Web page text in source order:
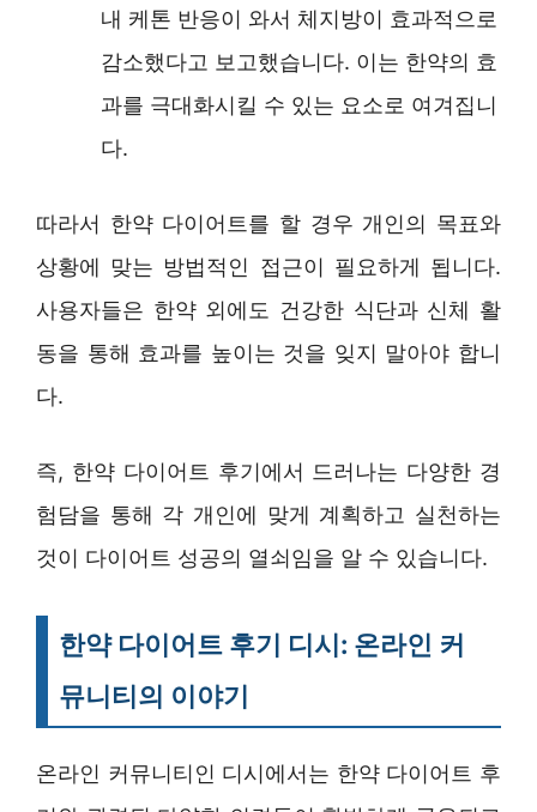
내 케톤 반응이 와서 체지방이 효과적으로
감소했다고 보고했습니다. 이는 한약의 효
과를 극대화시킬 수 있는 요소로 여겨집니
다.
따라서 한약 다이어트를 할 경우 개인의 목표와
상황에 맞는 방법적인 접근이 필요하게 됩니다.
사용자들은 한약 외에도 건강한 식단과 신체 활
동을 통해 효과를 높이는 것을 잊지 말아야 합니
다.
즉, 한약 다이어트 후기에서 드러나는 다양한 경
험담을 통해 각 개인에 맞게 계획하고 실천하는
것이 다이어트 성공의 열쇠임을 알 수 있습니다.
한약 다이어트 후기 디시: 온라인 커
뮤니티의 이야기
온라인 커뮤니티인 디시에서는 한약 다이어트 후